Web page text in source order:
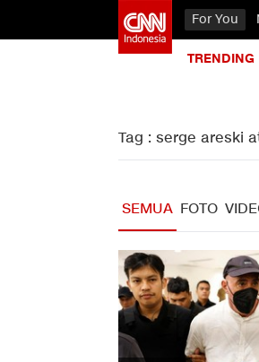
For You
TRENDING
Tag : serge areski
SEMUA FOTO